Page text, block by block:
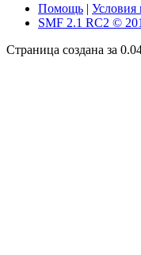
Помощь | Условия
SMF 2.1 RC2 ©
Страница создана за